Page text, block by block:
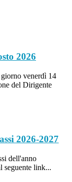
2026
venerdì 14
del Dirigente
2026-2027
dell'anno
seguente link...